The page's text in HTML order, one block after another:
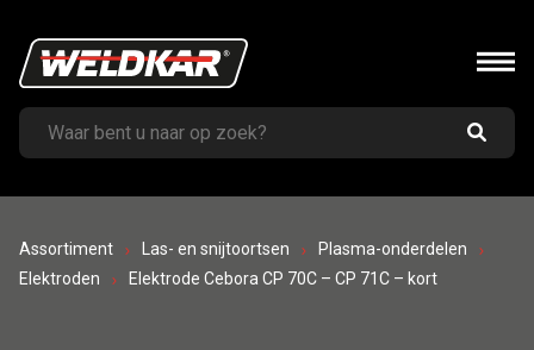
Assortiment Las- en snijtoortsen
Plasma-onderdelen
Elektroden
Elektrode Cebora CP 70C – CP 71C – kort